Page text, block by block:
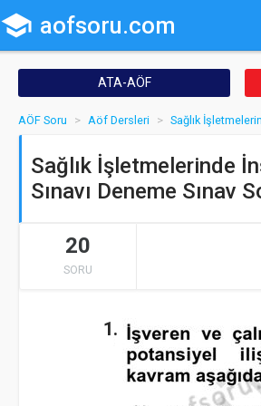
school aofsoru.com
ATA-AÖF
AÖF Soru Aöf Dersleri Sağlık
Sağlık İşletmelerinde
Sınavı Deneme Sınav
20
SORU
1.